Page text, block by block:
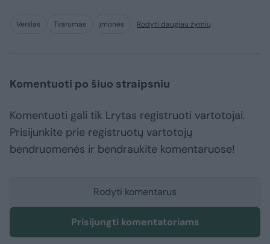
Verslas Tvarumas įmonės Rodyti daugiau žymių
Komentuoti po šiuo straipsniu
Komentuoti gali tik Lrytas registruoti vartotojai.
Prisijunkite prie registruotų vartotojų
bendruomenės ir bendraukite komentaruose!
Rodyti komentarus
Prisijungti komentatoriams